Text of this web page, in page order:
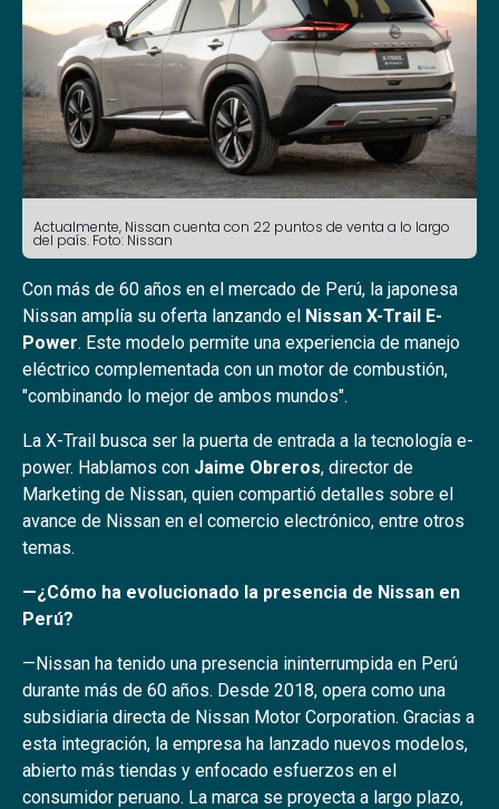
Actualmente, Nissan cuenta con 22 puntos de venta a lo largo
del país. Foto: Nissan
Con más de 60 años en el mercado de Perú, la japonesa
Nissan amplía su oferta lanzando el Nissan X-Trail E-
Power. Este modelo permite una experiencia de manejo
eléctrico complementada con un motor de combustión,
"combinando lo mejor de ambos mundos".
La X-Trail busca ser la puerta de entrada a la tecnología e-
power. Hablamos con Jaime Obreros, director de
Marketing de Nissan, quien compartió detalles sobre el
avance de Nissan en el comercio electrónico, entre otros
temas.
—¿Cómo ha evolucionado la presencia de Nissan en
Perú?
—Nissan ha tenido una presencia ininterrumpida en Perú
durante más de 60 años. Desde 2018, opera como una
subsidiaria directa de Nissan Motor Corporation. Gracias a
esta integración, la empresa ha lanzado nuevos modelos,
abierto más tiendas y enfocado esfuerzos en el
consumidor peruano. La marca se proyecta a largo plazo,